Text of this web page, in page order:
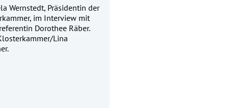
Wernstedt, Präsidentin der
im Interview mit
Dorothee Räber.
Lina